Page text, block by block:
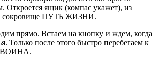
Откроется ящик (компас укажет), из
сокровище ПУТЬ ЖИЗНИ.
прямо. Встаем на кнопку и ждем, когда
Только после этого быстро перебегаем к
ВОИНА.